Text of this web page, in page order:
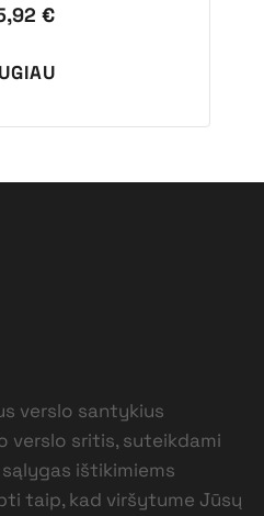
€
verslo santykius
verslo sritis, suteikdami
ištikimiems
taip, kad viršytume Jūsų